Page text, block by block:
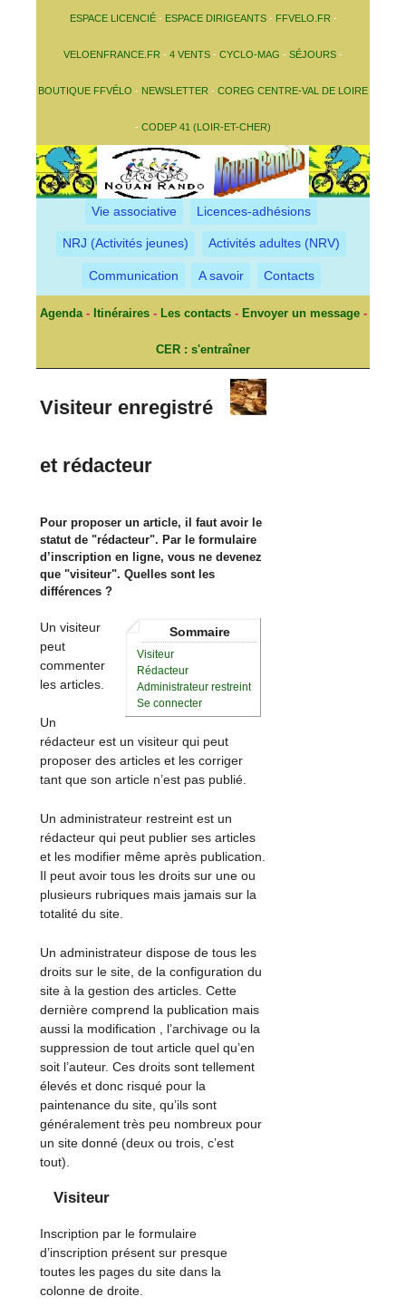
ESPACE LICENCIÉ- ESPACE DIRIGEANTS- FFVELO.FR -
VELOENFRANCE.FR - 4 VENTS - CYCLO-MAG - SÉJOURS -
BOUTIQUE FFVÉLO - NEWSLETTER - COREG CENTRE-VAL DE LOIRE
- CODEP 41 (LOIR-ET-CHER)
Vie associative Licences-adhésions
NRJ (Activités jeunes) Activités adultes (NRV)
Communication A savoir Contacts
Agenda- Itinéraires- Les contacts- Envoyer un message-
CER : s'entraîner
Visiteur enregistré
et rédacteur
Pour proposer un article, il faut avoir le
statut de "rédacteur". Par le formulaire
d’inscription en ligne, vous ne devenez
que "visiteur". Quelles sont les
différences ?
Sommaire
Visiteur
Rédacteur
Administrateur restreint
Se connecter
Un visiteur
peut
commenter
les articles.
Un
rédacteur est un visiteur qui peut
proposer des articles et les corriger
tant que son article n’est pas publié.
Un administrateur restreint est un
rédacteur qui peut publier ses articles
et les modifier même après publication.
Il peut avoir tous les droits sur une ou
plusieurs rubriques mais jamais sur la
totalité du site.
Un administrateur dispose de tous les
droits sur le site, de la configuration du
site à la gestion des articles. Cette
dernière comprend la publication mais
aussi la modification , l’archivage ou la
suppression de tout article quel qu’en
soit l’auteur. Ces droits sont tellement
élevés et donc risqué pour la
paintenance du site, qu’ils sont
généralement très peu nombreux pour
un site donné (deux ou trois, c’est
tout).
Visiteur
Inscription par le formulaire
d’inscription présent sur presque
toutes les pages du site dans la
colonne de droite.